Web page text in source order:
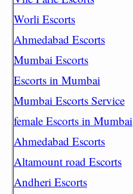
Worli Escorts
Ahmedabad Escorts
Mumbai Escorts
Escorts in Mumbai
Mumbai Escorts Service
female Escorts in Mumbai
Ahmedabad Escorts
Altamount road Escorts
Andheri Escorts